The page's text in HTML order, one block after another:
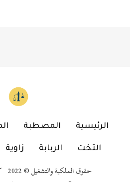
الرئيسية المصطبة
التخت الربابة زاوية
حقوق الملكية والتشغيل © 2022 كافه الحقوق محفوظة